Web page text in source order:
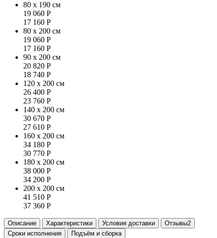
80 x 190 см
19 060 Р
17 160 Р
80 x 200 см
19 060 Р
17 160 Р
90 x 200 см
20 820 Р
18 740 Р
120 x 200 см
26 400 Р
23 760 Р
140 x 200 см
30 670 Р
27 610 Р
160 x 200 см
34 180 Р
30 770 Р
180 x 200 см
38 000 Р
34 200 Р
200 x 200 см
41 510 Р
37 360 Р
Описание Характеристики Условия доставки Отзывы2
Сроки исполнения
Подъём и сборка